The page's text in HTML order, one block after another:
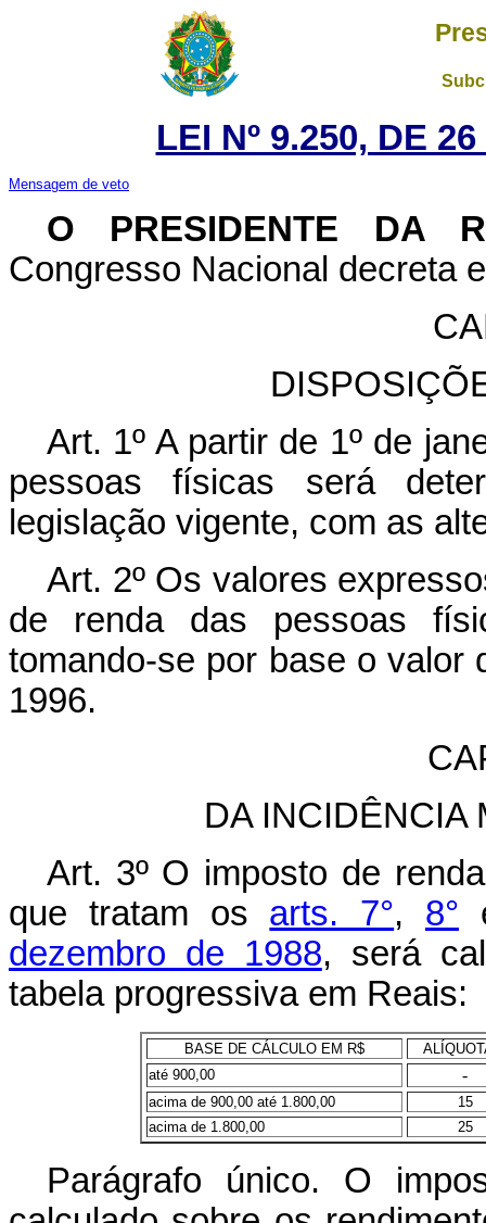
LEI Nº 9.250, DE
Mensagem de veto
O PRESIDENTE DA
Congresso Nacional decreta
Art. 1º A partir de 1º de
pessoas físicas será
legislação vigente, com as
Art. 2º Os valores
de renda das pessoas
tomando-se por base o valor
1996.
DA INCIDÊNCIA
Art. 3º O imposto de
que tratam os arts. 7°, 8°
dezembro de 1988, será
tabela progressiva em Reais:
BASE DE CÁLCULO EM R$
até 900,00
-
acima de 900,00 até 1.800,00
15
acima de 1.800,00
25
Parágrafo único. O